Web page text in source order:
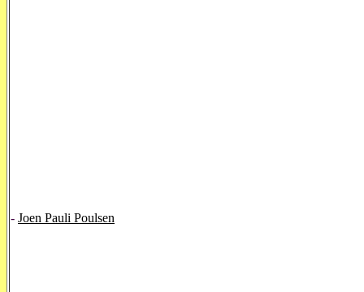
- Joen Pauli Poulsen